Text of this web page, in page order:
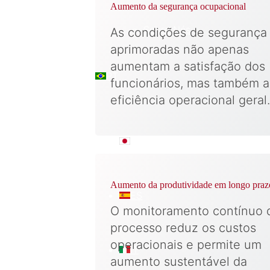
Sobre Nós
PT
IT
Aumento da segurança ocupacional
As condições de segurança
aprimoradas não apenas
aumentam a satisfação dos
funcionários, mas também a
eficiência operacional geral.
Aumento da produtividade em longo
O monitoramento contínuo
processo reduz os custos
operacionais e permite um
aumento sustentável da